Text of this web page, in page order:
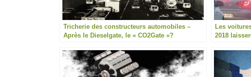
Tricherie des constructeurs automobiles –
Après le Dieselgate, le « CO2Gate »?
Les
2018